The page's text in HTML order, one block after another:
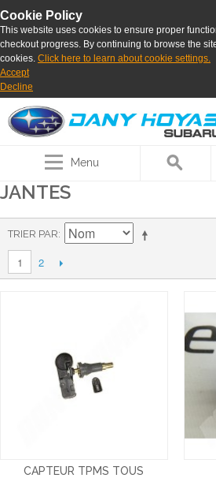
Cookie Policy
This website uses cookies to ensure proper
checkout progress. By continuing to browse the
cookies. Click here to learn about cookie settings.
Accept
Decline
Menu
JANTES
TRIER PAR
1 2
CAPTEUR TPMS TOUS